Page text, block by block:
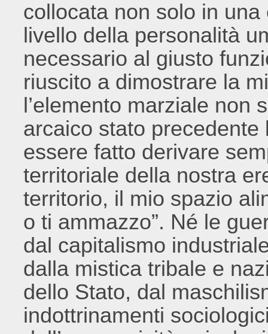
collocata non solo in
livello della personalità
necessario al giusto
riuscito a dimostrare la
l’elemento marziale non
arcaico stato
essere fatto derivare
territoriale della nostra
territorio, il mio spazio
o ti ammazzo”. Né le
dal capitalismo
dalla mistica tribale e
dello Stato, dal
indottrinamenti